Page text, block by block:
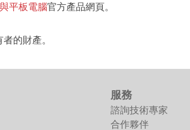
平板電腦官方產品網頁。
的財產。
服務
諮詢技術專家
合作夥伴